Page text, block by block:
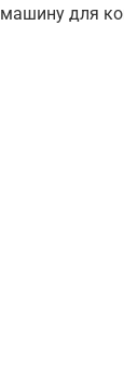
для